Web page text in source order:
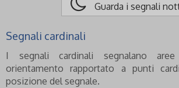
Guarda i segnali
Segnali cardinali
I segnali cardinali segnalano
orientamento rapportato a punti
posizione del segnale.